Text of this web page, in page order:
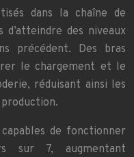
dans la chaîne de
des niveaux
précédent. Des bras
le chargement et le
réduisant ainsi les
de fonctionner
sur 7, augmentant